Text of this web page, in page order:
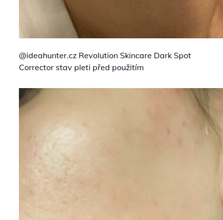
@ideahunter.cz Revolution Skincare Dark Spot
Corrector stav pleti před použitím